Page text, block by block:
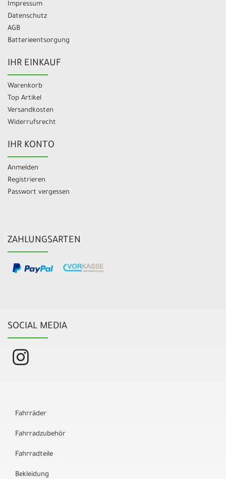
Impressum
Datenschutz
AGB
Batterieentsorgung
IHR EINKAUF
Warenkorb
Top Artikel
Versandkosten
Widerrufsrecht
IHR KONTO
Anmelden
Registrieren
Passwort vergessen
ZAHLUNGSARTEN
SOCIAL MEDIA
Fahrräder
Fahrradzubehör
Fahrradteile
Bekleidung